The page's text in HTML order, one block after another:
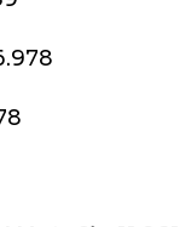
iar
din pole
de lider.